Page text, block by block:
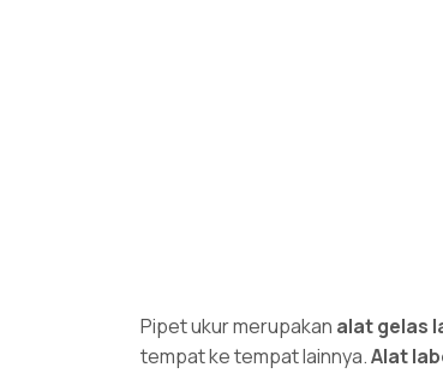
Pipet ukur merupakan alat gelas
tempat ke tempat lainnya.Alat